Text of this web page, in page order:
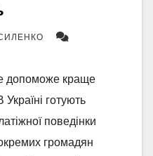
допоможе краще
Україні готують
поведінки
громадян